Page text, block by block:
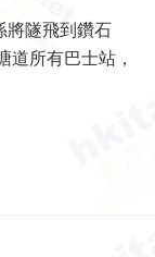
將隧飛到鑽石
道所有巴士站，